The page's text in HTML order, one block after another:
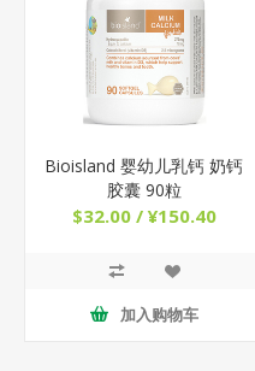
Bioisland 婴幼儿乳钙 奶钙
胶囊 90粒
$32.00 / ¥150.40
加入购物车